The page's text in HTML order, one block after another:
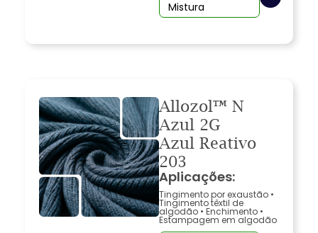
Mistura
Allozol™ N
Azul 2G
Azul Reativo
203
Aplicações:
Tingimento por exaustão •
Tingimento têxtil de
algodão • Enchimento •
Estampagem em algodão